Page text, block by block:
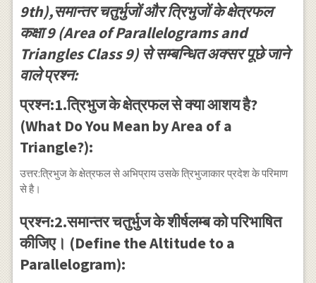
9th),समान्तर चतुर्भुजों और त्रिभुजों के क्षेत्रफल
कक्षा 9 (Area of Parallelograms and
Triangles Class 9) से सम्बन्धित अक्सर पूछे जाने
वाले प्रश्न:
प्रश्न:1.त्रिभुज के क्षेत्रफल से क्या आशय है?
(What Do You Mean by Area of a
Triangle?):
उत्तर:त्रिभुज के क्षेत्रफल से अभिप्राय उसके त्रिभुजाकार प्रदेश के परिमाण
से है।
प्रश्न:2.समान्तर चतुर्भुज के शीर्षलम्ब को परिभाषित
कीजिए। (Define the Altitude to a
Parallelogram):